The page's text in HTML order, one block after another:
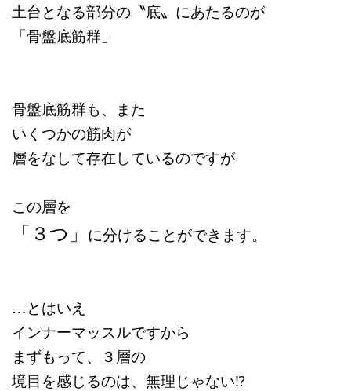
土台となる部分の〝底〟にあたるのが
「骨盤底筋群」
骨盤底筋群も、また
いくつかの筋肉が
層をなして存在しているのですが
この層を
「３つ」 に分けることができます。
…とはいえ
インナーマッスルですから
まずもって、３層の
境目を感じるのは、無理じゃない⁉︎